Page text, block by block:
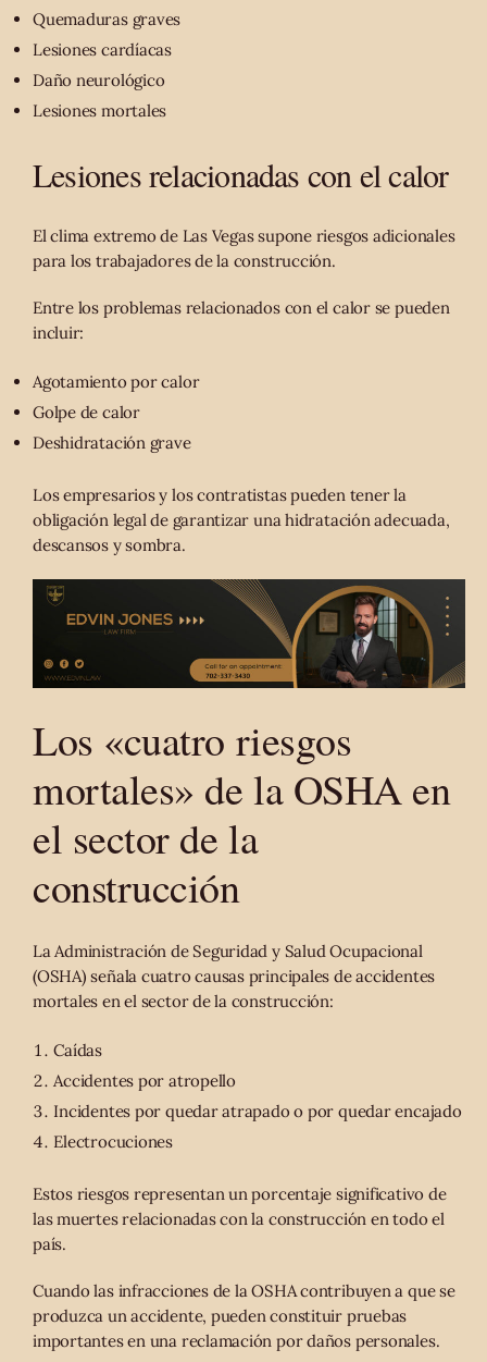
Quemaduras graves
Lesiones cardíacas
Daño neurológico
Lesiones mortales
Lesiones relacionadas con el calor
El clima extremo de Las Vegas supone riesgos adicionales
para los trabajadores de la construcción.
Entre los problemas relacionados con el calor se pueden
incluir:
Agotamiento por calor
Golpe de calor
Deshidratación grave
Los empresarios y los contratistas pueden tener la
obligación legal de garantizar una hidratación adecuada,
descansos y sombra.
Los «cuatro riesgos
mortales» de la OSHA en
el sector de la
construcción
La Administración de Seguridad y Salud Ocupacional
(OSHA) señala cuatro causas principales de accidentes
mortales en el sector de la construcción:
Caídas
Accidentes por atropello
Incidentes por quedar atrapado o por quedar encajado
Electrocuciones
Estos riesgos representan un porcentaje significativo de
las muertes relacionadas con la construcción en todo el
país.
Cuando las infracciones de la OSHA contribuyen a que se
produzca un accidente, pueden constituir pruebas
importantes en una reclamación por daños personales.